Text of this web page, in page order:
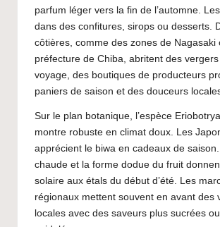
parfum léger vers la fin de l’automne.
dans des confitures, sirops ou desserts.
côtières, comme des zones de Nagasaki
préfecture de Chiba, abritent des
voyage, des boutiques de producteurs
paniers de saison et des douceurs
Sur le plan botanique, l’espèce
montre robuste en climat doux. Les
apprécient le biwa en cadeaux de
chaude et la forme dodue du fruit
solaire aux étals du début d’été. Les
régionaux mettent souvent en avant des
locales avec des saveurs plus sucrées